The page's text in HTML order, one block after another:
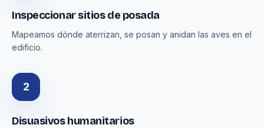
Inspeccionar sitios de posada
Mapeamos dónde aterrizan, se posan y anidan las aves en el
edificio.
2
Disuasivos humanitarios